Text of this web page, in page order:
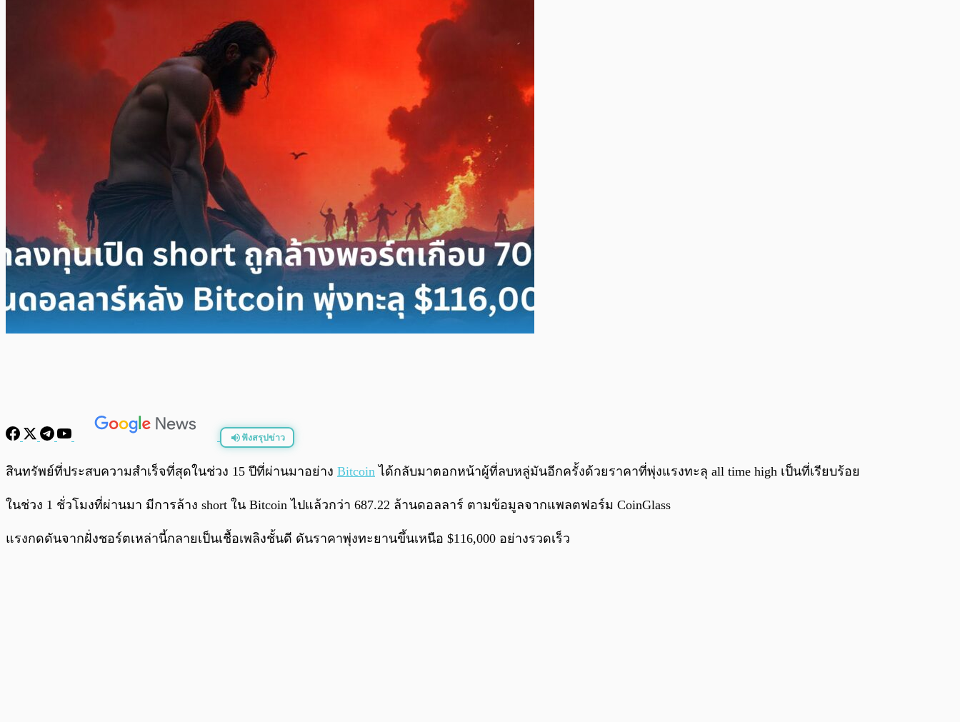
ฟังสรุปข่าว
พร้อมเล่น
สินทรัพย์ที่ประสบความสำเร็จที่สุดในช่วง 15 ปีที่ผ่านมาอย่าง Bitcoin ได้กลับมาตอกหน้าผู้ที่ลบหลู่มันอีกครั้งด้วยราคาที่พุ่งแรงทะลุ all time high เป็นที่เรียบร้อย
ในช่วง 1 ชั่วโมงที่ผ่านมา มีการล้าง short ใน Bitcoin ไปแล้วกว่า 687.22 ล้านดอลลาร์ ตามข้อมูลจากแพลตฟอร์ม CoinGlass
แรงกดดันจากฝั่งชอร์ตเหล่านี้กลายเป็นเชื้อเพลิงชั้นดี ดันราคาพุ่งทะยานขึ้นเหนือ $116,000 อย่างรวดเร็ว